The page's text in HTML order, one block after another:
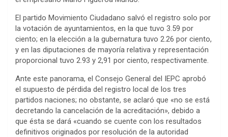
El partido Movimiento Ciudadano salvó el registro solo por
la votación de ayuntamientos, en la que tuvo 3.59 por
ciento; en la elección a la gubernatura tuvo 2.26 por ciento,
y en las diputaciones de mayoría relativa y representación
proporcional tuvo 2.93 y 2,91 por ciento, respectivamente.
Ante este panorama, el Consejo General del IEPC aprobó
el supuesto de pérdida del registro local de los tres
partidos naciones; no obstante, se aclaró que «no se está
decretando la cancelación de la acreditación», debido a
que ésta se dará «cuando se cuente con los resultados
definitivos originados por resolución de la autoridad